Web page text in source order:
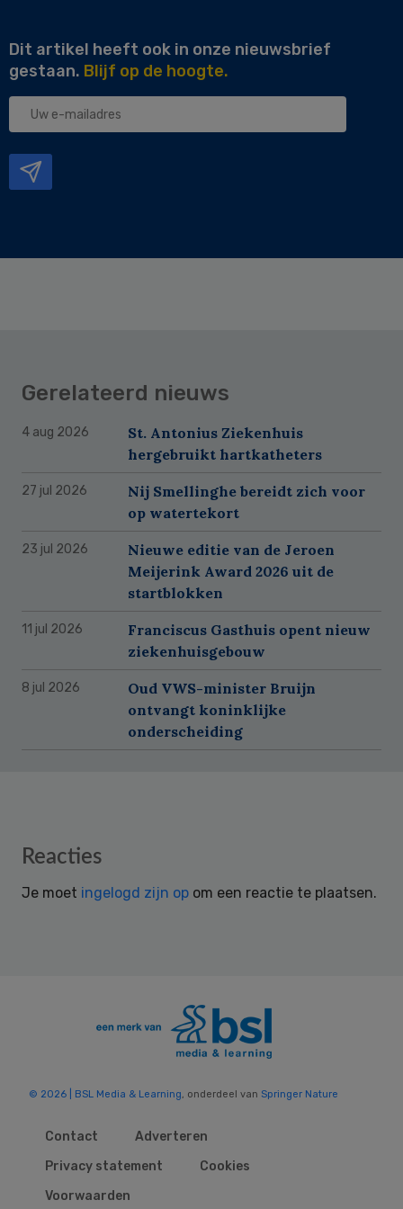
Dit artikel heeft ook in onze nieuwsbrief
gestaan. Blijf op de hoogte.
Uw
Gerelateerd nieuws
4 aug 2026
St. Antonius Ziekenhuis
hergebruikt hartkatheters
27 jul 2026
Nij Smellinghe bereidt zich voor
op watertekort
23 jul 2026
Nieuwe editie van de Jeroen
Meijerink Award 2026 uit de
startblokken
11 jul 2026
Franciscus Gasthuis opent nieuw
ziekenhuisgebouw
8 jul 2026
Oud VWS-minister Bruijn
ontvangt koninklijke
onderscheiding
Reader
Reacties
Je moet ingelogd zijn op om een reactie te plaatsen.
© 2026 | BSL Media & Learning , onderdeel van Springer Nature
Contact
Adverteren
Privacy statement
Cookies
Voorwaarden